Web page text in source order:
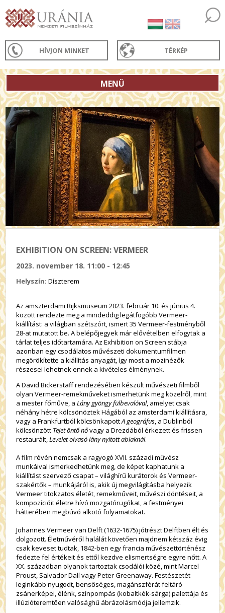
HÍVJON MINKET TÉRKÉP
MENÜ
EXHIBITION ON SCREEN: VERMEER
2023. november 18. 11:00 - 12:45
Helyszín:Díszterem
Az amszterdami Rijksmuseum 2023. február 10. és június 4.
között rendezte meg a mindeddig legátfogóbb Vermeer-
kiállítást: a világban szétszórt, ismert 35 Vermeer-festményből
28-at mutatott be. A belépőjegyek már elővételben elfogytak a
tárlat teljes időtartamára. Az Exhibition on Screen stábja
azonban egy csodálatos művészeti dokumentumfilmen
megörökítette a kiállítás anyagát, így most a mozinézők
részesei lehetnek ennek a kivételes élménynek.
A David Bickerstaff rendezésében készült művészeti filmből
olyan Vermeer-remekműveket ismerhetünk meg közelről, mint
a mester főműve, aLány gyöngy fülbevalóval, amelyet csak
néhány hétre kölcsönöztek Hágából az amsterdami kiállításra,
vagy a Frankfurtból kölcsönkapottA geográfus, a Dublinból
kölcsönzött Tejet öntő nővagy a Drezdából érkezett és frissen
restaurált,Levelet olvasó lány nyitott ablaknál.
A film révén nemcsak a ragyogó XVII. századi művész
munkáival ismerkedhetünk meg, de képet kaphatunk a
kiállítást szervező csapat – világhírű kurátorok és Vermeer-
szakértők – munkájáról is, akik új megvilágításba helyezik
Vermeer titokzatos életét, remekműveit, művészi döntéseit, a
kompozícióit életre hívó mozgatórugókat, a festményei
hátterében megbúvó alkotó folyamatokat.
Johannes Vermeer van Delft (1632-1675) jótrészt Delftben élt és
dolgozott. Életművéről halálát követően majdnem kétszáz évig
csak keveset tudtak, 1842-ben egy francia művészettörténész
fedezte fel értékeit és ettől kezdve elismertségre egyre nőtt. A
XX. században olyanok tartoztak csodálói közé, mint Marcel
Proust, Salvador Dalí vagy Peter Greenaway. Festészetét
leginkább nyugodt, bensőséges, magánszférát feltáró
zsánerképei, élénk, színpompás (kobaltkék-sárga) palettája és
illúzióteremtően valósághű ábrázolásmódja jellemzik.